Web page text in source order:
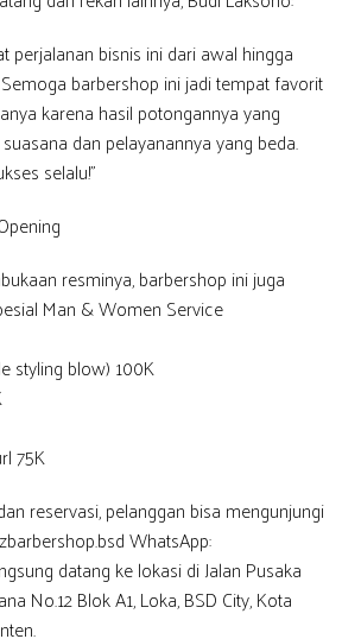
perjalanan bisnis ini dari awal hingga
barbershop ini jadi tempat favorit
karena hasil potongannya yang
dan pelayanannya yang beda.
selalu!”
resminya, barbershop ini juga
Man & Women Service
styling blow) 100K
75K
reservasi, pelanggan bisa mengunjungi
WhatsApp:
datang ke lokasi di Jalan Pusaka
No.12 Blok A1, Loka, BSD City, Kota